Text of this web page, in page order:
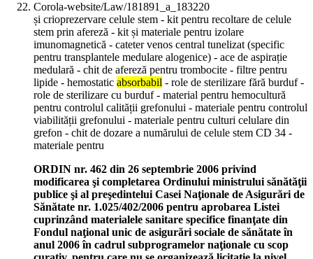
Corola-website/Law/181891_a_183220
și crioprezervare celule stem - kit pentru recoltare de celule
stem prin afereză - kit și materiale pentru izolare
imunomagnetică - cateter venos central tunelizat (specific
pentru transplantele medulare alogenice) - ace de aspirație
medulară - chit de afereză pentru trombocite - filtre pentru
lipide - hemostatic absorbabil - role de sterilizare fără burduf -
role de sterilizare cu burduf - material pentru hemocultură
pentru controlul calității grefonului - materiale pentru controlul
viabilității grefonului - materiale pentru culturi celulare din
grefon - chit de dozare a numărului de celule stem CD 34 -
materiale pentru
ORDIN nr. 462 din 26 septembrie 2006 privind
modificarea şi completarea Ordinului ministrului sănătăţii
publice şi al preşedintelui Casei Naţionale de Asigurări de
Sănătate nr. 1.025/402/2006 pentru aprobarea Listei
cuprinzând materialele sanitare specifice finanţate din
Fondul naţional unic de asigurări sociale de sănătate în
anul 2006 în cadrul subprogramelor naţionale cu scop